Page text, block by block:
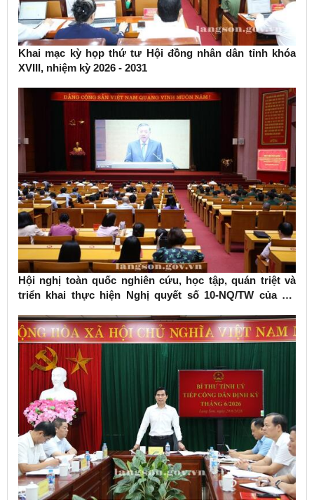
Khai mạc kỳ họp thứ tư Hội đồng nhân dân tỉnh khóa
XVIII, nhiệm kỳ 2026 - 2031
Hội nghị toàn quốc nghiên cứu, học tập, quán triệt và
triển khai thực hiện Nghị quyết số 10-NQ/TW của Bộ